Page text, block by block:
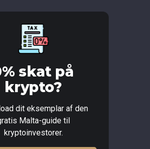
skat på
krypto?
dit eksemplar af den
Malta-guide til
kryptoinvestorer.